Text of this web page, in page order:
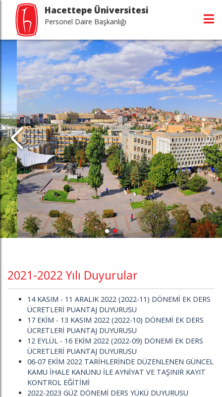
Hacettepe Üniversitesi
Personel Daire Başkanlığı
2021-2022 Yılı Duyurular
14 KASIM - 11 ARALIK 2022 (2022-11) DÖNEMİ EK DERS
ÜCRETLERİ PUANTAJ DUYURUSU
17 EKİM - 13 KASIM 2022 (2022-10) DÖNEMİ EK DERS
ÜCRETLERİ PUANTAJ DUYURUSU
12 EYLÜL - 16 EKİM 2022 (2022-09) DÖNEMİ EK DERS
ÜCRETLERİ PUANTAJ DUYURUSU
06-07 EKİM 2022 TARİHLERİNDE DÜZENLENEN GÜNCEL
KAMU İHALE KANUNU İLE AYNİYAT VE TAŞINIR KAYIT
KONTROL EĞİTİMİ
2022-2023 GÜZ DÖNEMİ DERS YÜKÜ DUYURUSU